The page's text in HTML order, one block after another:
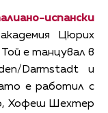
испански
Цюрих
Той е танцувал в
Darmstadt и
е работил с
Хофеш Шехтер